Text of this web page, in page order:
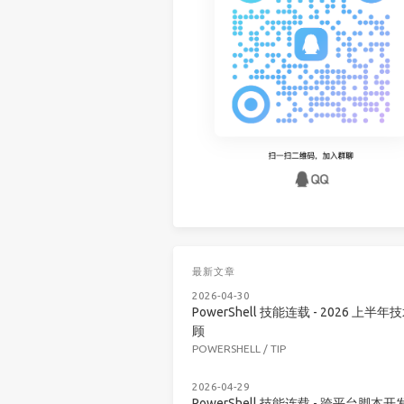
最新文章
2026-04-30
PowerShell 技能连载 - 2026 上半年技
顾
POWERSHELL / TIP
2026-04-29